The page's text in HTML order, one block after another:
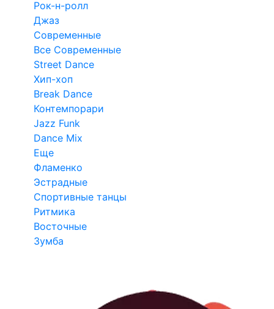
Рок-н-ролл
Джаз
Современные
Все Современные
Street Dance
Хип-хоп
Break Dance
Контемпорари
Jazz Funk
Dance Mix
Еще
Фламенко
Эстрадные
Спортивные танцы
Ритмика
Восточные
Зумба